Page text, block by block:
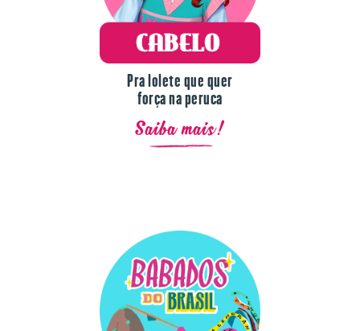
Pra lolete que quer
força na peruca
Saiba mais!